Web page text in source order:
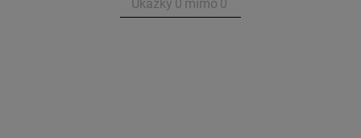
Ukázky 0 mimo 0